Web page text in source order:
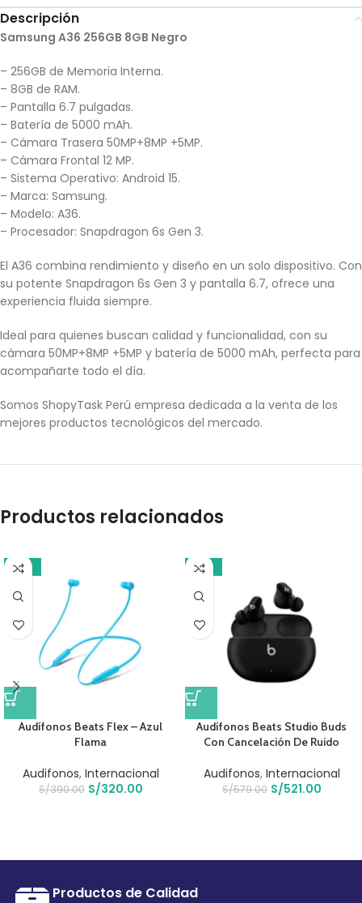
Descripción
Samsung A36 256GB 8GB Negro
– 256GB de Memoria Interna.
– 8GB de RAM.
– Pantalla 6.7 pulgadas.
– Batería de 5000 mAh.
– Cámara Trasera 50MP+8MP +5MP.
– Cámara Frontal 12 MP.
– Sistema Operativo: Android 15.
– Marca: Samsung.
– Modelo: A36.
– Procesador: Snapdragon 6s Gen 3.
El A36 combina rendimiento y diseño en un solo dispositivo. Con
su potente Snapdragon 6s Gen 3 y pantalla 6.7, ofrece una
experiencia fluida siempre.
Ideal para quienes buscan calidad y funcionalidad, con su
cámara 50MP+8MP +5MP y batería de 5000 mAh, perfecta para
acompañarte todo el día.
Somos ShopyTask Perú empresa dedicada a la venta de los
mejores productos tecnológicos del mercado.
Productos relacionados
-18%
Audífonos Beats Flex – Azul
Flama
Audifonos, Internacional
S/390.00 S/320.00
-10%
Audífonos Beats Studio Buds
Con Cancelación De Ruido
Audifonos, Internacional
S/579.00 S/521.00
Productos de Calidad